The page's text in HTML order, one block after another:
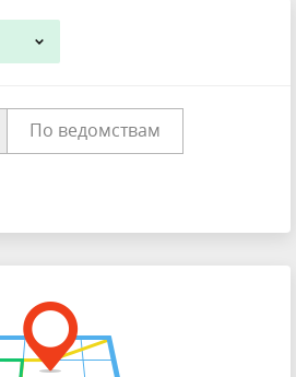
По ведомствам